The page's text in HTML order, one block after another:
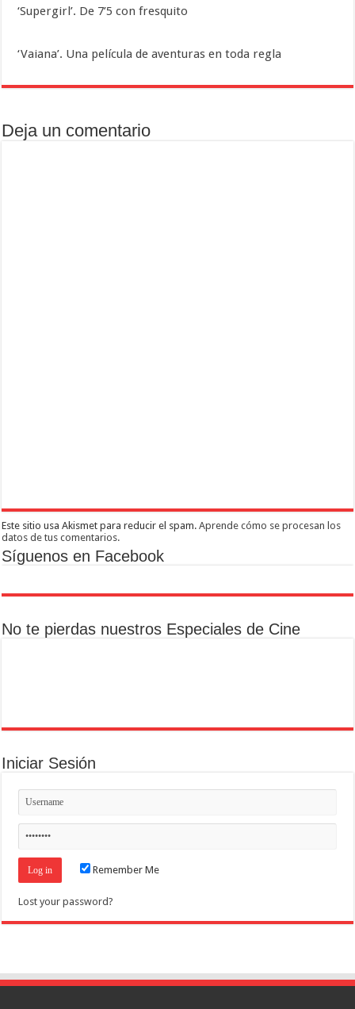
‘Supergirl’. De 7’5 con fresquito
‘Vaiana’. Una película de aventuras en toda regla
Deja un comentario
Este sitio usa Akismet para reducir el spam.Aprende cómo se procesan los
datos de tus comentarios.
Síguenos en Facebook
No te pierdas nuestros Especiales de Cine
Iniciar Sesión
Remember Me
Lost your password?